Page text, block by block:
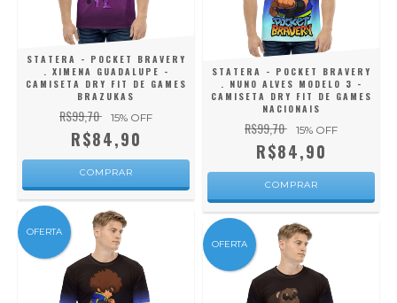
STATERA - POCKET BRAVERY
. XIMENA GUADALUPE -
CAMISETA DRY FIT DE GAMES
BRAZUKAS
R$99,70 15% OFF
R$84,90
COMPRAR
STATERA - POCKET BRAVERY
. NUNO ALVES MODELO 3 -
CAMISETA DRY FIT DE GAMES
NACIONAIS
R$99,70 15% OFF
R$84,90
COMPRAR
OFERTA
OFERTA